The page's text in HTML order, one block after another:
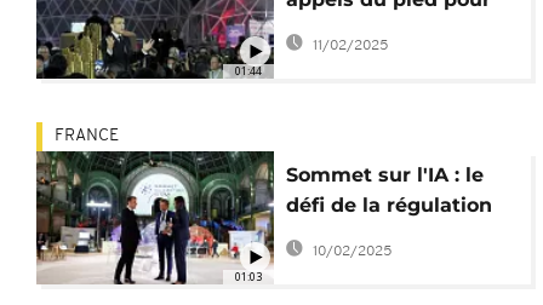
01:44
une technologie
responsable
11/02/2025
01:03
FRANCE
Sommet sur l'IA : le
défi de la régulation
en discussion à Paris
10/02/2025